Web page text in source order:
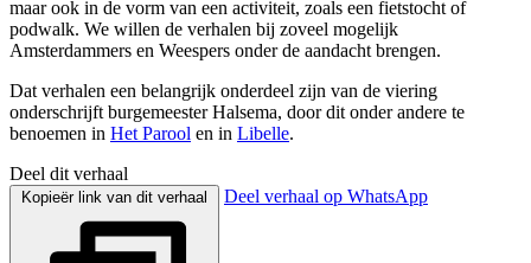
maar ook in de vorm van een activiteit, zoals een fietstocht of
podwalk. We willen de verhalen bij zoveel mogelijk
Amsterdammers en Weespers onder de aandacht brengen.
Dat verhalen een belangrijk onderdeel zijn van de viering
onderschrijft burgemeester Halsema, door dit onder andere te
benoemen in Het Parool en in Libelle.
Deel dit verhaal
Kopieër link van dit verhaal Deel verhaal op WhatsApp